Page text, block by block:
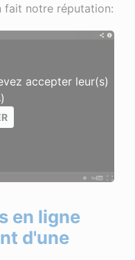
fait notre réputation:
accepter leur(s)
en ligne
d'une